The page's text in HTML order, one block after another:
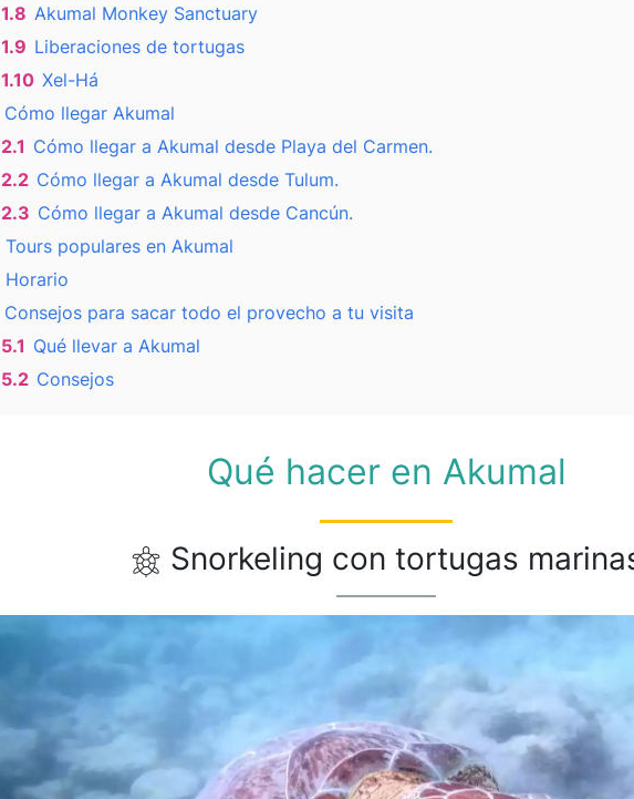
1.8 Akumal Monkey Sanctuary
1.9 Liberaciones de tortugas
1.10 Xel-Há
Cómo llegar Akumal
2.1 Cómo llegar a Akumal desde Playa del Carmen.
2.2 Cómo llegar a Akumal desde Tulum.
2.3 Cómo llegar a Akumal desde Cancún.
Tours populares en Akumal
Horario
Consejos para sacar todo el provecho a tu visita
5.1 Qué llevar a Akumal
5.2 Consejos
Qué hacer en Akumal
Snorkeling con tortugas